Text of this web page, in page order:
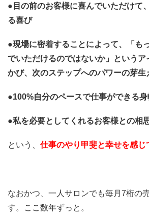
●目の前のお客様に喜んでいただけて
る喜び
●現場に密着することによって、「も
でいただけるのではないか」というア
かび、次のステップへのパワーの芽生
●100%自分のペースで仕事ができる身
●私を必要としてくれるお客様との相
という、 仕事のやり甲斐と幸せを感じ
なおかつ、一人サロンでも毎月7桁の
す。ここ数年ずっと。